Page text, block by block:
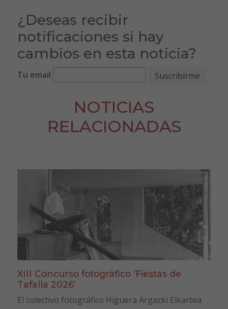
¿Deseas recibir
notificaciones si hay
cambios en esta noticia?
Tu email
NOTICIAS
RELACIONADAS
XIII Concurso fotográfico ‘Fiestas de
Tafalla 2026’
El colectivo fotográfico Higuera Argazki Elkartea